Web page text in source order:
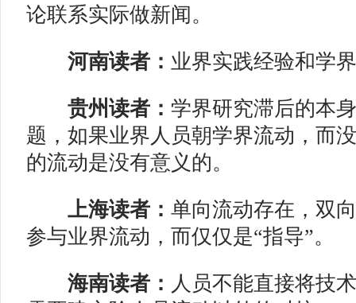
论联系实际做新闻。
河南读者： 业界实践经验和学
贵州读者： 学界研究滞后的本
题，如果业界人员朝学界流动，而
的流动是没有意义的。
上海读者： 单向流动存在，双
参与业界流动，而仅仅是“指导”。
海南读者： 人员不能直接将技